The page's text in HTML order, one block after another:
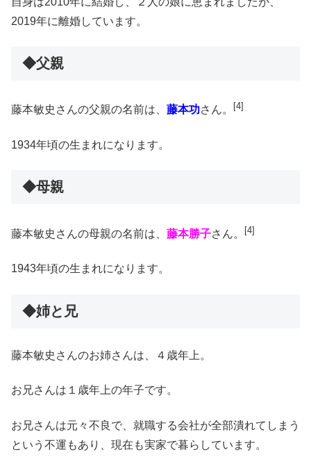
2019年に離婚しています。
◆父親
藤本敏史さんの父親の名前は、 藤本功さん。 [4]
1934年頃の生まれになります。
◆母親
藤本敏史さんの母親の名前は、 藤本勝子さん。 [4]
1943年頃の生まれになります。
◆姉と兄
藤本敏史さんのお姉さんは、４歳年上。
お兄さんは１歳年上の年子です。
お兄さんは元々不良で、就職する会社が全部潰れてしまう
という不運もあり、現在も実家で暮らしています。